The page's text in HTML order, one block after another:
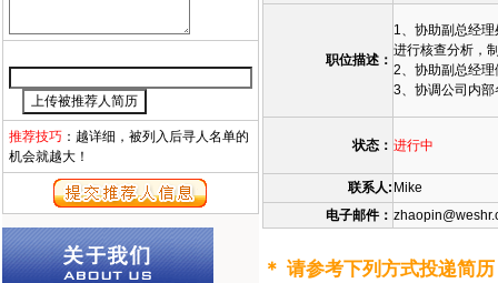
推荐技巧：越详细，被列入后寻人名单的
机会就越大！
职位描述：
1、协助副总经
进行核查分析，
2、协助副总经
3、协调公司内
状态： 进行中
联系人: Mike
电子邮件：
＊ 请参考下列方式投递简历